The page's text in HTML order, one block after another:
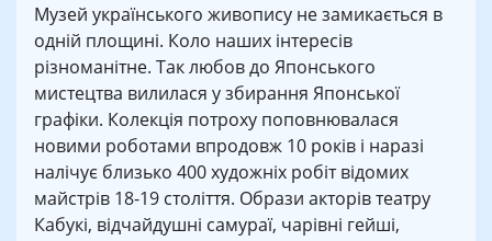
Музей українського живопису не замикається в
одній площині. Коло наших інтересів
різноманітне. Так любов до Японського
мистецтва вилилася у збирання Японської
графіки. Колекція потроху поповнювалася
новими роботами впродовж 10 років і наразі
налічує близько 400 художніх робіт відомих
майстрів 18-19 століття. Образи акторів театру
Кабукі, відчайдушні самураї, чарівні гейші,